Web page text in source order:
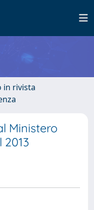
in rivista
Ministero
2013